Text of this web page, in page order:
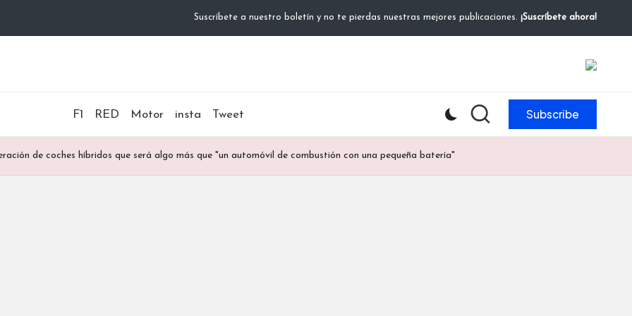
Suscríbete a nuestro boletín y no te pierdas nuestras mejores publicaciones. ¡Suscríbete ahora!
F1 RED Motor insta Tweet Subscribe
de coches híbridos que será algo más que "un automóvil de combustión con una pequeña batería"